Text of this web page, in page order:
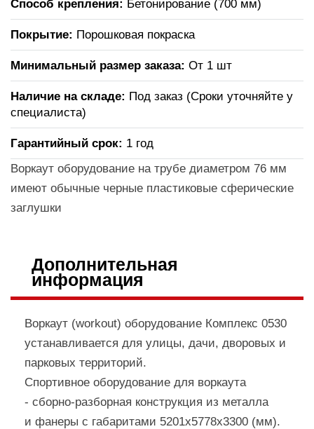
Способ крепления: Бетонирование (700 мм)
Покрытие: Порошковая покраска
Минимальный размер заказа: От 1 шт
Наличие на складе: Под заказ (Сроки уточняйте у
специалиста)
Гарантийный срок: 1 год
Воркаут оборудование на трубе диаметром 76 мм
имеют обычные черные пластиковые сферические
заглушки
Дополнительная
информация
Воркаут (workout) оборудование Комплекс 0530
устанавливается для улицы, дачи, дворовых и
парковых территорий.
Cпортивное оборудование для воркаута
- сборно-разборная конструкция из металла
и фанеры с габаритами 5201х5778х3300 (мм).